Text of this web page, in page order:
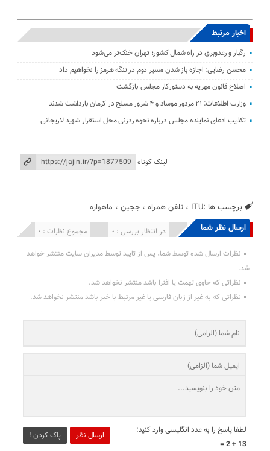
اخبار مرتبط
رگبار و رعدوبرق در راه شمال کشور؛ تهران خنک‌تر می‌شود
محسن رضایی: اجازه باز شدن مسیر دوم در تنگه هرمز را نخواهیم داد
اصلاح قانون مهریه به دستورکار مجلس بازگشت
وزارت اطلاعات: ۲۱ مزدور موساد و ۴ شرور مسلح در کرمان بازداشت شدند
تکذیب ادعای نماینده مجلس درباره نحوه ردزنی محل استقرار شهید لاریجانی
لینک کوتاه
برچسب ها :ITU ،تلفن همراه ،ججین ، ماهواره
ارسال نظر شما مجموع نظرات : 0 در انتظار بررسی : 0 انتشار یافته : 0
نظرات ارسال شده توسط شما، پس از تایید توسط مدیران سایت منتشر خواهد
شد.
نظراتی که حاوی تهمت یا افترا باشد منتشر نخواهد شد.
نظراتی که به غیر از زبان فارسی یا غیر مرتبط با خبر باشد منتشر نخواهد شد.
ارسال نظر پاک کردن !
لطفا پاسخ را به عدد انگلیسی وارد کنید:
13 + 2 =